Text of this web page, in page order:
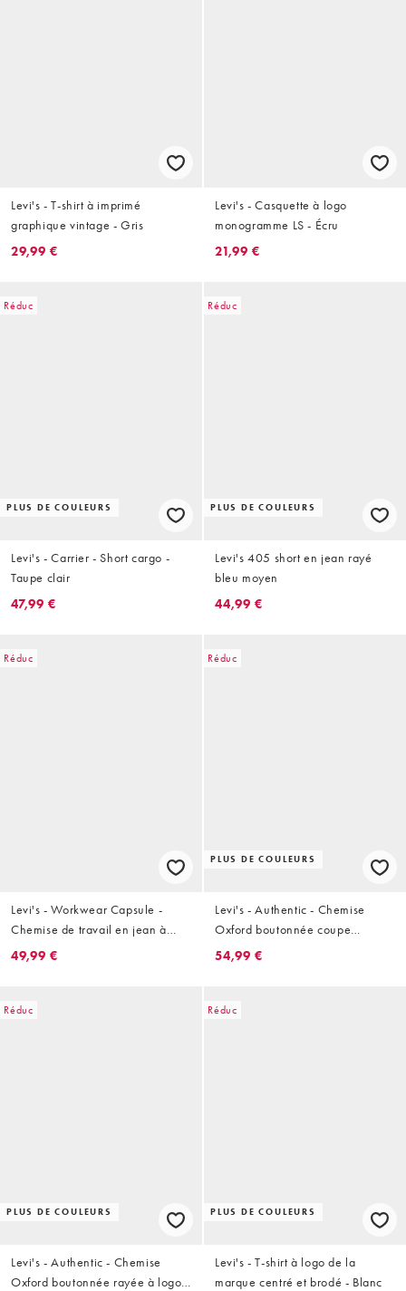
Levi's - T-shirt à imprimé
graphique vintage - Gris
29,99 €
Levi's - Casquette à logo
monogramme LS - Écru
21,99 €
Réduc
PLUS DE COULEURS
Levi's - Carrier - Short cargo -
Taupe clair
47,99 €
Réduc
PLUS DE COULEURS
Levi's 405 short en jean rayé
bleu moyen
44,99 €
Réduc
Levi's - Workwear Capsule -
Chemise de travail en jean à
rayures et étiquette logo - Bleu
49,99 €
Réduc
PLUS DE COULEURS
Levi's - Authentic - Chemise
Oxford boutonnée coupe
décontractée à logo ton sur ton -
54,99 €
Réduc
PLUS DE COULEURS
Levi's - Authentic - Chemise
Oxford boutonnée rayée à logo
Réduc
PLUS DE COULEURS
Levi's - T-shirt à logo de la
marque centré et brodé - Blanc